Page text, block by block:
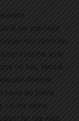
per plantejar
nos i com ho
ser escoltar amb
no feu, també,
del districte
havia als barris
I si els veïns
fer res més